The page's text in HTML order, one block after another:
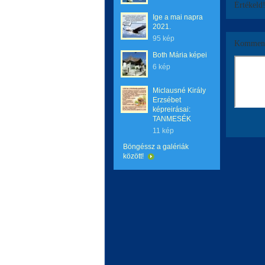
Ige a mai napra
2021.
95 kép
Both Mária képei
6 kép
Miclausné Király
Erzsébet
képreirásai:
TANMESÉK
11 kép
Böngéssz a galériák
között!
Értékeld!